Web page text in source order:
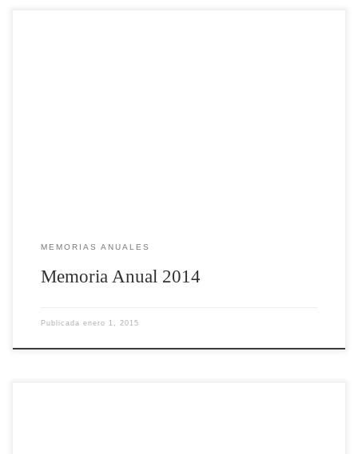
MEMORIAS ANUALES
Memoria Anual 2014
Publicada enero 1, 2015